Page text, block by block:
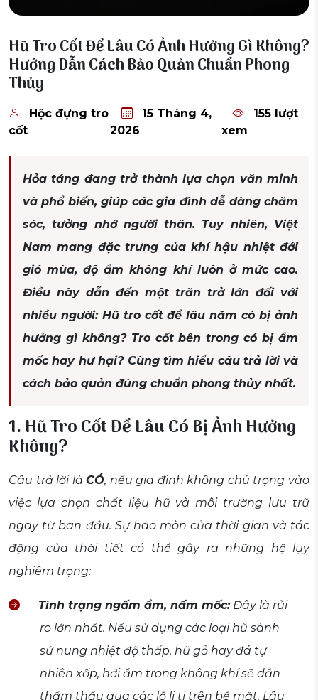
Hũ Tro Cốt Để Lâu Có Ảnh Hưởng Gì Không?
Hướng Dẫn Cách Bảo Quản Chuẩn Phong
Thủy
Hộc đựng tro
cốt
15 Tháng 4,
2026
155 lượt
xem
Hỏa táng đang trở thành lựa chọn văn minh
và phổ biến, giúp các gia đình dễ dàng chăm
sóc, tưởng nhớ người thân. Tuy nhiên, Việt
Nam mang đặc trưng của khí hậu nhiệt đới
gió mùa, độ ẩm không khí luôn ở mức cao.
Điều này dẫn đến một trăn trở lớn đối với
nhiều người: Hũ tro cốt để lâu năm có bị ảnh
hưởng gì không? Tro cốt bên trong có bị ẩm
mốc hay hư hại? Cùng tìm hiểu câu trả lời và
cách bảo quản đúng chuẩn phong thủy nhất.
1. Hũ Tro Cốt Để Lâu Có Bị Ảnh Hưởng
Không?
Câu trả lời làCÓ, nếu gia đình không chú trọng vào
việc lựa chọn chất liệu hũ và môi trường lưu trữ
ngay từ ban đầu. Sự hao mòn của thời gian và tác
động của thời tiết có thể gây ra những hệ lụy
nghiêm trọng:
Tình trạng ngấm ẩm, nấm mốc:Đây là rủi
ro lớn nhất. Nếu sử dụng các loại hũ sành
sứ nung nhiệt độ thấp, hũ gỗ hay đá tự
nhiên xốp, hơi ẩm trong không khí sẽ dần
thẩm thấu qua các lỗ li ti trên bề mặt. Lâu